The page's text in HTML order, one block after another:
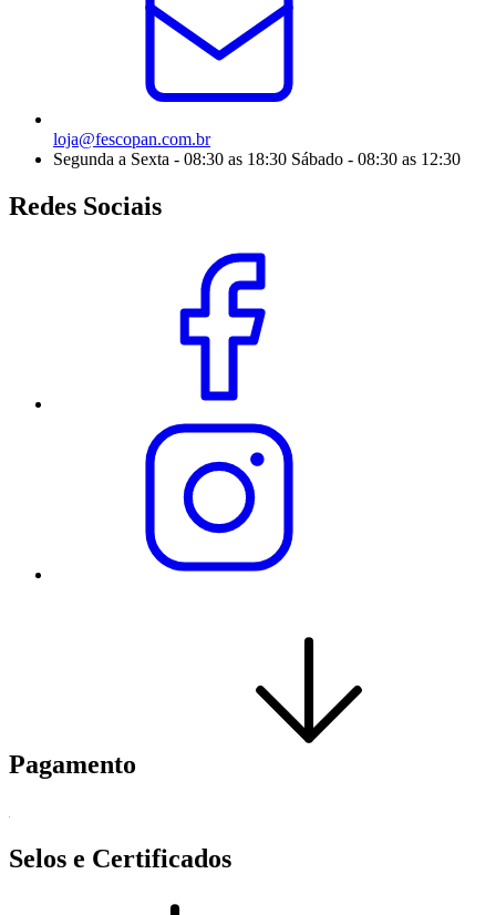
loja@fescopan.com.br
Segunda a Sexta - 08:30 as 18:30 Sábado - 08:30 as 12:30
Redes Sociais
Pagamento
Selos e Certificados